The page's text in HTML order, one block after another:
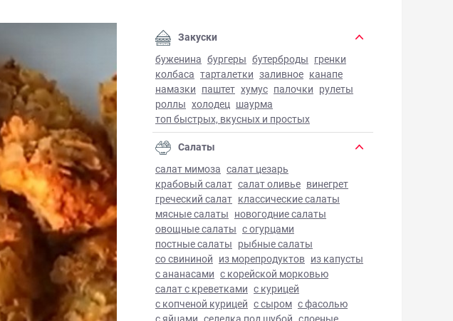
Куриные наггетсы в картофельных чипсах, запеченные в
Закуски
буженина бургеры бутерброды гренки
колбаса тарталетки заливное канапе
намазки паштет хумус палочки рулеты
роллы холодец шаурма
топ быстрых, вкусных и простых
Салаты
салат мимоза салат цезарь
крабовый салат салат оливье винегрет
греческий салат классические салаты
мясные салаты новогодние салаты
овощные салаты с огурцами
постные салаты рыбные салаты
со свининой из морепродуктов из капусты
с ананасами с корейской морковью
салат с креветками с курицей
с копченой курицей с сыром с фасолью